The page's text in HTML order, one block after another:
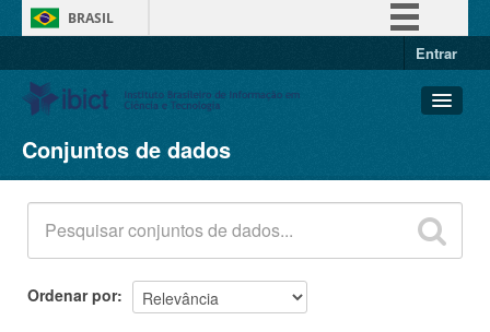
BRASIL
Entrar
Conjuntos de dados
Organizações
Grupos
Sobre
Conjuntos de dados
Ordenar por